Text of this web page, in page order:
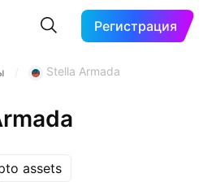
Регистрация
Stella Armada
assets